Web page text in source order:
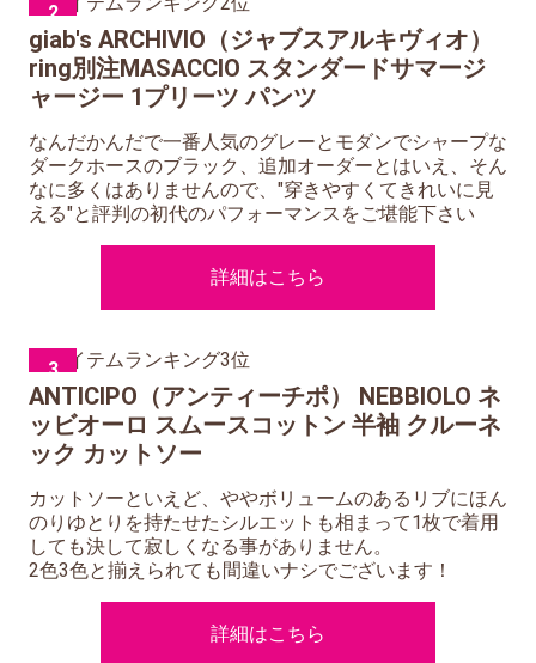
2
giab's ARCHIVIO（ジャブスアルキヴィオ）
ring別注MASACCIO スタンダードサマージ
ャージー 1プリーツ パンツ
なんだかんだで一番人気のグレーとモダンでシャープな
ダークホースのブラック、追加オーダーとはいえ、そん
なに多くはありませんので、"穿きやすくてきれいに見
える"と評判の初代のパフォーマンスをご堪能下さい
詳細はこちら
3
ANTICIPO（アンティーチポ） NEBBIOLO ネ
ッビオーロ スムースコットン 半袖 クルーネ
ック カットソー
カットソーといえど、ややボリュームのあるリブにほん
のりゆとりを持たせたシルエットも相まって1枚で着用
しても決して寂しくなる事がありません。
2色3色と揃えられても間違いナシでございます！
詳細はこちら